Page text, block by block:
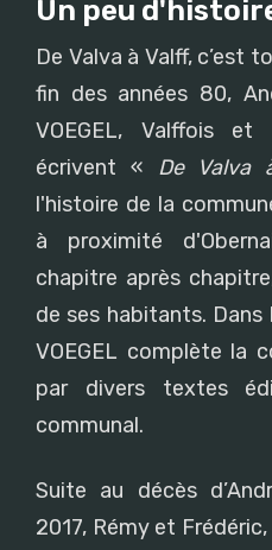
Un peu
De Valva à Valff, c’est
fin des années 80,
VOEGEL, Valffois et
écrivent « De Valva
l'histoire de la
à proximité
chapitre après
de ses habitants. Dans
VOEGEL complète la
par divers textes
communal.
Suite au décès
2017, Rémy et